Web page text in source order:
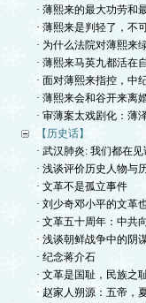
· 薄熙来的最大功劳和
· 薄熙来是判轻了，不
· 为什么法院对薄熙来
· 薄熙来马英九都活在
· 面对薄熙来指控，中
· 薄熙来会和谷开来离
· 审薄案太戏剧化：薄
【历史话】
· 武汉肺炎: 我们都在见
· 浅谈评价历史人物与
· 文革不是孤立事件
· 刘少奇邓小平的文革
· 文革五十周年：中共
· 浅谈朝鲜战争中的阴
· 纪念蒋介石
· 文革是国耻，民族之
· 赵家人朔源：五帝，